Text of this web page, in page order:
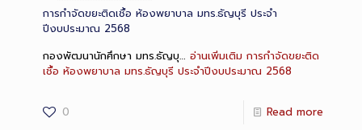
การกำจัดขยะติดเชื้อ ห้องพยาบาล มทร.ธัญบุรี ประจำ
ปีงบประมาณ 2568
กองพัฒนานักศึกษา มทร.ธัญบุ… อ่านเพิ่มเติม การกำจัดขยะติด
เชื้อ ห้องพยาบาล มทร.ธัญบุรี ประจำปีงบประมาณ 2568
0 Read more